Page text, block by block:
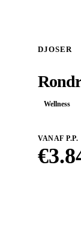
DJOSER
Wellness
VANAF P.P.
€